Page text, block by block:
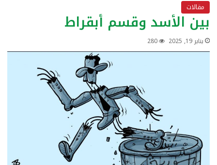
مقالات
بين الأسد وقسم أبقراط
يناير 19, 2025 280